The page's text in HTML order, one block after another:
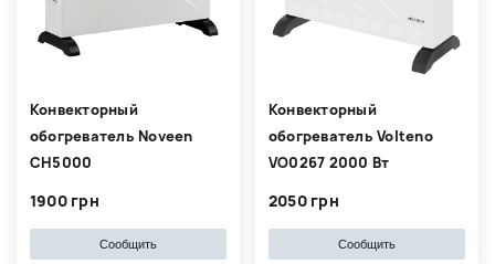
Конвекторный
обогреватель Noveen
CH5000
1900 грн
Сообщить
Конвекторный
обогреватель Volteno
VO0267 2000 Вт
2050 грн
Сообщить